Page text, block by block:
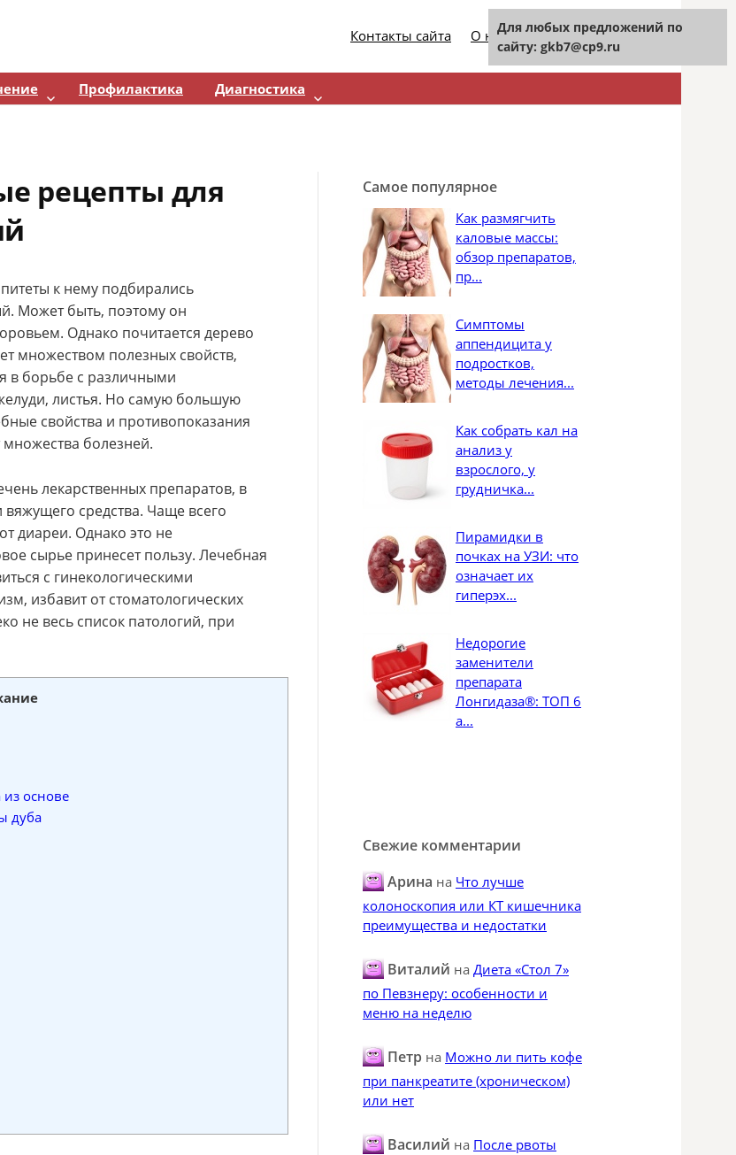
Контакты сайта О нашем проекте
Профилактика Диагностика
рецепты для
к нему подбирались
Может быть, поэтому он
Однако почитается дерево
множеством полезных свойств,
в борьбе с различными
листья. Но самую большую
свойства и противопоказания
болезней.
лекарственных препаратов, в
вяжущего средства. Чаще всего
диареи. Однако это не
сырье принесет пользу. Лечебная
с гинекологическими
избавит от стоматологических
не весь список патологий, при
основе
дуба
Самое популярное
Как размягчить
каловые массы:
обзор препаратов,
пр...
Симптомы
аппендицита у
подростков,
методы лечения...
Как собрать кал на
анализ у
взрослого, у
грудничка...
Пирамидки в
почках на УЗИ: что
означает их
гиперэх...
Недорогие
заменители
препарата
Лонгидаза®: ТОП 6
а...
Свежие комментарии
Арина на Что лучше
колоноскопия или КТ кишечника
преимущества и недостатки
Виталий на Диета «Стол 7»
по Певзнеру: особенности и
меню на неделю
Петр на Можно ли пить кофе
при панкреатите (хроническом)
или нет
Василий на После рвоты
Для любых предложений по
сайту: gkb7@cp9.ru